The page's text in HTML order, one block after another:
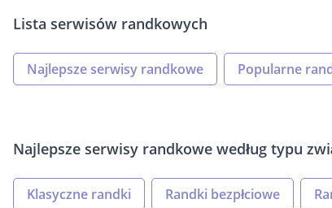
Lista serwisów randkowych
Najlepsze serwisy randkowe Popularne
Najlepsze serwisy randkowe według typu
Klasyczne randki Randki bezpłciowe